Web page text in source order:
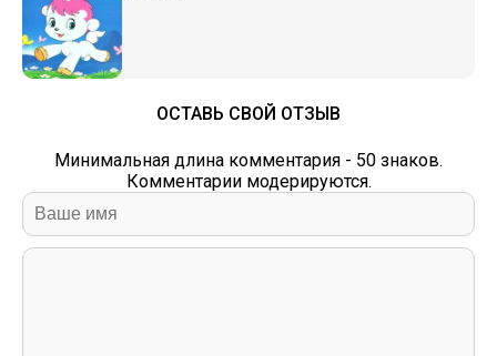
ОСТАВЬ СВОЙ ОТЗЫВ
Минимальная длина комментария - 50 знаков.
Комментарии модерируются.